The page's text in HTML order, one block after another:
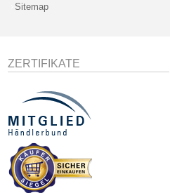
Sitemap
ZERTIFIKATE